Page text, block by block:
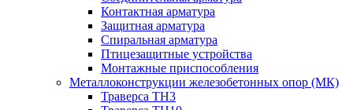
Контактная арматура
Защитная арматура
Спиральная арматура
Птицезащитные устройства
Монтажные приспособления
Металлоконструкции железобетонных опор (МК)
Траверса ТН3